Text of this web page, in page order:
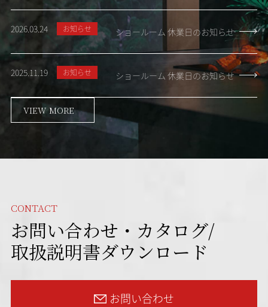
2026.03.24 お知らせ ショールーム 休業日のお知らせ
2025.11.19 お知らせ ショールーム 休業日のお知らせ
VIEW MORE
CONTACT
お問い合わせ・カタログ/
取扱説明書ダウンロード
お問い合わせ